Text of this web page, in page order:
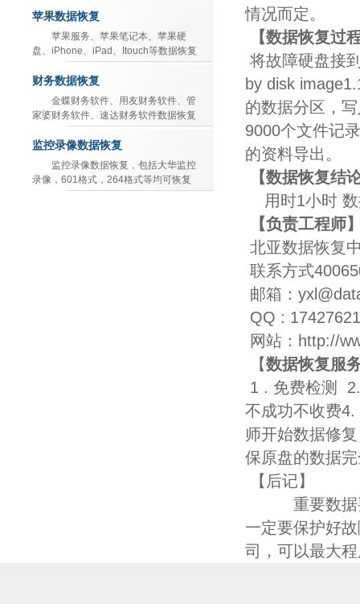
苹果数据恢复
苹果服务、苹果笔记本、苹果硬
盘、iPhone、iPad、Itouch等数据恢复
财务数据恢复
金蝶财务软件、用友财务软件、管
家婆财务软件、速达财务软件数据恢复
监控录像数据恢复
监控录像数据恢复，包括大华监控
录像，601格式，264格式等均可恢复
情况而定。
【数据恢复过
将故障硬盘接
by disk
的数据分区，
9000个文件记
的资料导出。
【数据恢复结
用时1小时
【负责工程师
北亚数据恢复
联系方式
邮箱：
QQ :
网站： http://
【数据恢复服
1 . 免费检测
不成功不收费4.
师开始数据修复
保原盘的数据
【后记】
重要数
一定要保护好
司，可以最大